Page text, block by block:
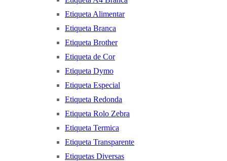
Etiqueta Alimentar
Etiqueta Branca
Etiqueta Brother
Etiqueta de Cor
Etiqueta Dymo
Etiqueta Especial
Etiqueta Redonda
Etiqueta Rolo Zebra
Etiqueta Termica
Etiqueta Transparente
Etiquetas Diversas